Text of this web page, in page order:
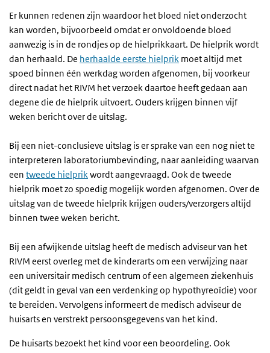
Er kunnen redenen zijn waardoor het bloed niet onderzocht
kan worden, bijvoorbeeld omdat er onvoldoende bloed
aanwezig is in de rondjes op de hielprikkaart. De hielprik wordt
dan herhaald. De herhaalde eerste hielprik moet altijd met
spoed binnen één werkdag worden afgenomen, bij voorkeur
direct nadat het RIVM het verzoek daartoe heeft gedaan aan
degene die de hielprik uitvoert. Ouders krijgen binnen vijf
weken bericht over de uitslag.
Bij een niet-conclusieve uitslag is er sprake van een nog niet te
interpreteren laboratoriumbevinding, naar aanleiding waarvan
een tweede hielprikwordt aangevraagd. Ook de tweede
hielprik moet zo spoedig mogelijk worden afgenomen. Over de
uitslag van de tweede hielprik krijgen ouders/verzorgers altijd
binnen twee weken bericht.
Bij een afwijkende uitslag heeft de medisch adviseur van het
RIVM eerst overleg met de kinderarts om een verwijzing naar
een universitair medisch centrum of een algemeen ziekenhuis
(dit geldt in geval van een verdenking op hypothyreoïdie) voor
te bereiden. Vervolgens informeert de medisch adviseur de
huisarts en verstrekt persoonsgegevens van het kind.
De huisarts bezoekt het kind voor een beoordeling. Ook